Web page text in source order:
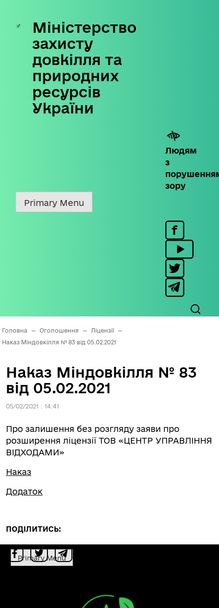
Skip
content
Міністерство
захисту
довкілля та
природних
ресурсів
України
Людям
з
зору
Primary Menu
Головна — Оголошення — Ліцензії
—
Наказ Міндовкілля № 83 від 05.02.2021
Наказ Міндовкілля № 83
від 05.02.2021
05/02/2021 : 14:41
Про залишення без розгляду заяви про
розширення ліцензії ТОВ «ЦЕНТР УПРАВЛІННЯ
ВІДХОДАМИ»
Наказ
Додаток
ПОДІЛИТИСЬ:
Primary Menu